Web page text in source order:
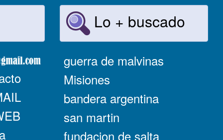
Lo + buscado
guerra de malvinas
Misiones
bandera argentina
san martin
fundacion de salta